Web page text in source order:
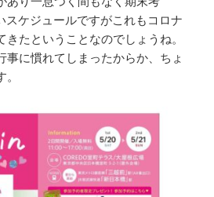
ケジュールですがこれもコロナ
たということなのでしょうね。
事に慣れてしまったからか、ちょ